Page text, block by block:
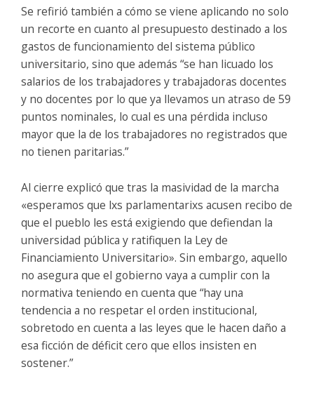
Se refirió también a cómo se viene aplicando no solo
un recorte en cuanto al presupuesto destinado a los
gastos de funcionamiento del sistema público
universitario, sino que además “se han licuado los
salarios de los trabajadores y trabajadoras docentes
y no docentes por lo que ya llevamos un atraso de 59
puntos nominales, lo cual es una pérdida incluso
mayor que la de los trabajadores no registrados que
no tienen paritarias.”
Al cierre explicó que tras la masividad de la marcha
«esperamos que lxs parlamentarixs acusen recibo de
que el pueblo les está exigiendo que defiendan la
universidad pública y ratifiquen la Ley de
Financiamiento Universitario». Sin embargo, aquello
no asegura que el gobierno vaya a cumplir con la
normativa teniendo en cuenta que “hay una
tendencia a no respetar el orden institucional,
sobretodo en cuenta a las leyes que le hacen daño a
esa ficción de déficit cero que ellos insisten en
sostener.”